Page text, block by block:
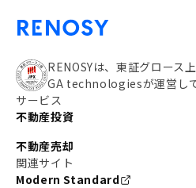
RENOSYは、東証グロース
GA technologiesが運営して
サービス
不動産投資
不動産売却
関連サイト
Modern Standard